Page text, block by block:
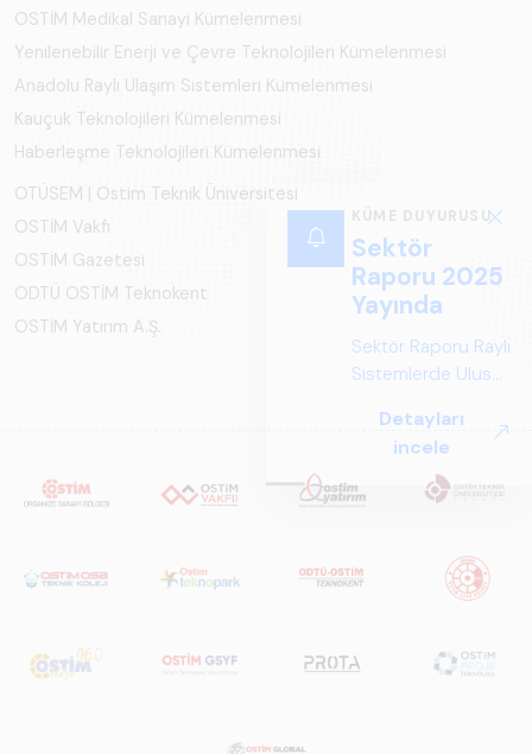
KÜME DUYURUSU
Sektör
Raporu 2025
Yayında
Sektör Raporu Raylı
Sistemlerde Ulusal
Perspektif ARUS
tarafından
hazırlanan "Raylı
Sistemlerde Ulusal
Perspektif – Sektör
Raporu 2025",
genelindeki raylı
sistemler
Detayları
incele
OSTİM Medikal Sanayi Kümelenmesi
Yenilenebilir Enerji ve Çevre Teknolojileri Kümelenmesi
Anadolu Raylı Ulaşım Sistemleri Kümelenmesi
Kauçuk Teknolojileri Kümelenmesi
Haberleşme Teknolojileri Kümelenmesi
OTÜSEM | Ostim Teknik Üniversitesi
OSTİM Vakfı
OSTİM Gazetesi
ODTÜ OSTİM Teknokent
OSTİM Yatırım A.Ş.